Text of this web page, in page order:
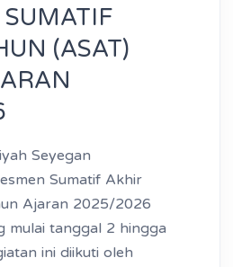
(ASAT)
Seyegan
Sumatif Akhir
Ajaran 2025/2026
mulai tanggal 2 hingga
ini diikuti oleh